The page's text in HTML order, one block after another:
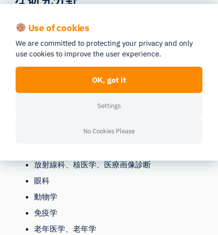
神経科学の応用は、さまざまな研究分野で大きく拡大
しています。 『Frontiers in Neuroscience』
と、主要な研究分野トップ10は以下の通りです：
精神医学
生化学、分子生物学
放射線科、核医学、医療画像診断
眼科
動物学
免疫学
老年医学、老年学
Use of cookies
We are committed to protecting your privacy and only
use cookies to improve the user experience.
OK, got it
Settings
No Cookies Please